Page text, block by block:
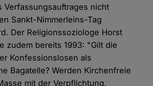
Verfassungsauftrages nicht
Sankt-Nimmerleins-Tag
Der Religionssoziologe Horst
zudem bereits 1993: "Gilt die
Konfessionslosen als
Bagatelle? Werden Kirchenfreie
mit der Verpflichtung,